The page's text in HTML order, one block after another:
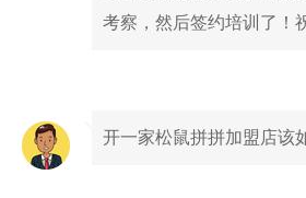
考察，然后签约培训了！
开一家松鼠拼拼加盟店该